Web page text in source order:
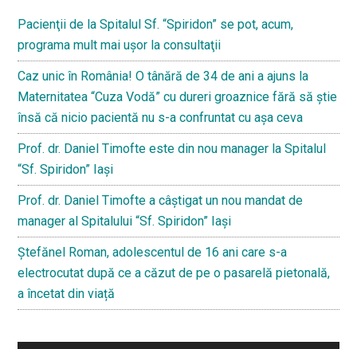
Pacienţii de la Spitalul Sf. “Spiridon” se pot, acum,
programa mult mai uşor la consultaţii
Caz unic în România! O tânără de 34 de ani a ajuns la
Maternitatea “Cuza Vodă” cu dureri groaznice fără să ştie
însă că nicio pacientă nu s-a confruntat cu așa ceva
Prof. dr. Daniel Timofte este din nou manager la Spitalul
“Sf. Spiridon” Iaşi
Prof. dr. Daniel Timofte a câștigat un nou mandat de
manager al Spitalului “Sf. Spiridon” Iași
Ştefănel Roman, adolescentul de 16 ani care s-a
electrocutat după ce a căzut de pe o pasarelă pietonală,
a încetat din viață